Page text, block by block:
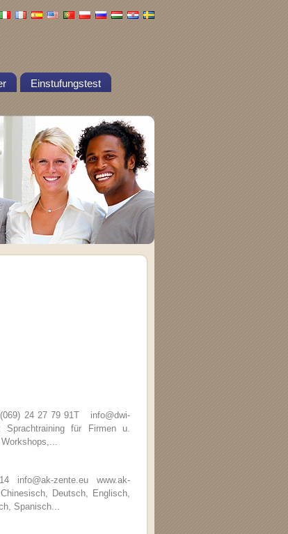
Einstufungstest
24 27 79 91T info@dwi-
für Firmen u.
info@ak-zente.eu www.ak-
Deutsch, Englisch,
Spanisch...